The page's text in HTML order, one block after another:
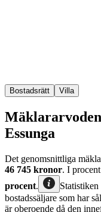
Bostadsrätt Villa
Essunga
Det genomsnittliga
46 745 kronor. I
procent.
Statistiken
bostadssäljare som har
är oberoende då den